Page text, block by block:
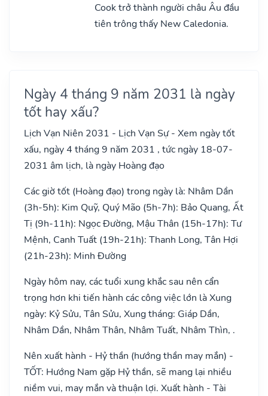
Cook trở thành người châu Âu đầu
tiên trông thấy New Caledonia.
Ngày 4 tháng 9 năm 2031 là ngày
tốt hay xấu?
Lịch Vạn Niên 2031 - Lịch Vạn Sự - Xem ngày tốt
xấu, ngày 4 tháng 9 năm 2031 , tức ngày 18-07-
2031 âm lịch, là ngày Hoàng đạo
Các giờ tốt (Hoàng đạo) trong ngày là: Nhâm Dần
(3h-5h): Kim Quỹ, Quý Mão (5h-7h): Bảo Quang, Ất
Tị (9h-11h): Ngọc Đường, Mậu Thân (15h-17h): Tư
Mệnh, Canh Tuất (19h-21h): Thanh Long, Tân Hợi
(21h-23h): Minh Đường
Ngày hôm nay, các tuổi xung khắc sau nên cẩn
trọng hơn khi tiến hành các công việc lớn là Xung
ngày: Kỷ Sửu, Tân Sửu, Xung tháng: Giáp Dần,
Nhâm Dần, Nhâm Thân, Nhâm Tuất, Nhâm Thìn, .
Nên xuất hành - Hỷ thần (hướng thần may mắn) -
TỐT: Hướng Nam gặp Hỷ thần, sẽ mang lại nhiều
niềm vui, may mắn và thuận lợi. Xuất hành - Tài